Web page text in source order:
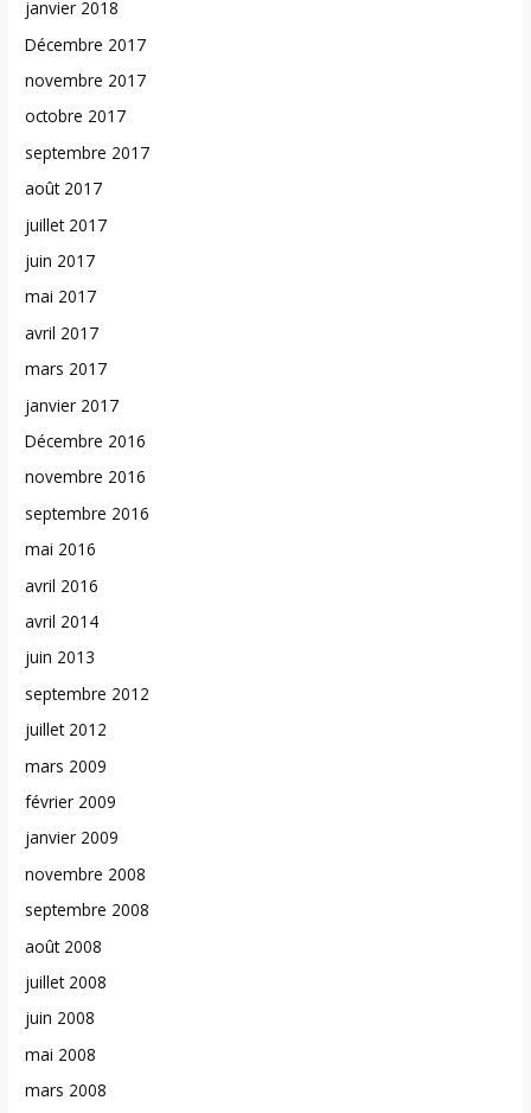
janvier 2018
Décembre 2017
novembre 2017
octobre 2017
septembre 2017
août 2017
juillet 2017
juin 2017
mai 2017
avril 2017
mars 2017
janvier 2017
Décembre 2016
novembre 2016
septembre 2016
mai 2016
avril 2016
avril 2014
juin 2013
septembre 2012
juillet 2012
mars 2009
février 2009
janvier 2009
novembre 2008
septembre 2008
août 2008
juillet 2008
juin 2008
mai 2008
mars 2008